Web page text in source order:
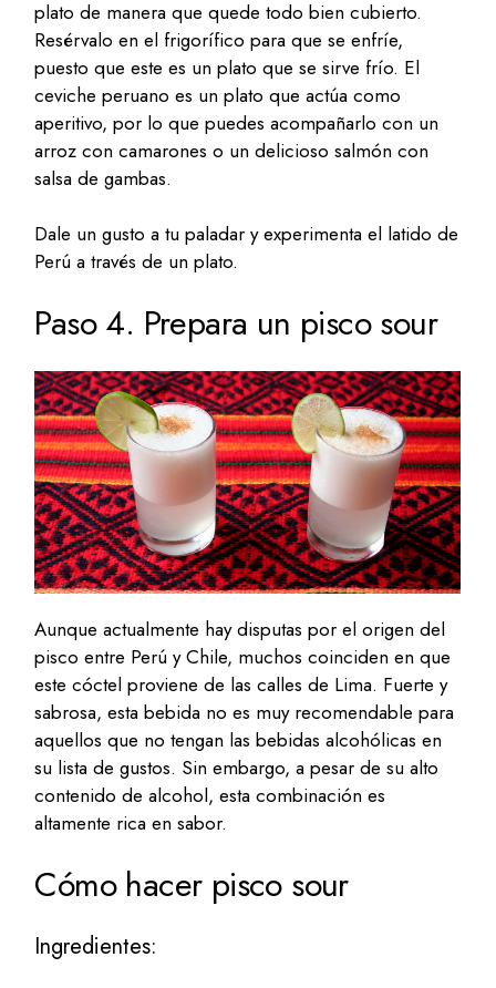
plato de manera que quede todo bien cubierto.
Resérvalo en el frigorífico para que se enfríe,
puesto que este es un plato que se sirve frío. El
ceviche peruano es un plato que actúa como
aperitivo, por lo que puedes acompañarlo con un
arroz con camarones o un delicioso salmón con
salsa de gambas.
Dale un gusto a tu paladar y experimenta el latido de
Perú a través de un plato.
Paso 4. Prepara un pisco sour
Aunque actualmente hay disputas por el origen del
pisco entre Perú y Chile, muchos coinciden en que
este cóctel proviene de las calles de Lima. Fuerte y
sabrosa, esta bebida no es muy recomendable para
aquellos que no tengan las bebidas alcohólicas en
su lista de gustos. Sin embargo, a pesar de su alto
contenido de alcohol, esta combinación es
altamente rica en sabor.
Cómo hacer pisco sour
Ingredientes: